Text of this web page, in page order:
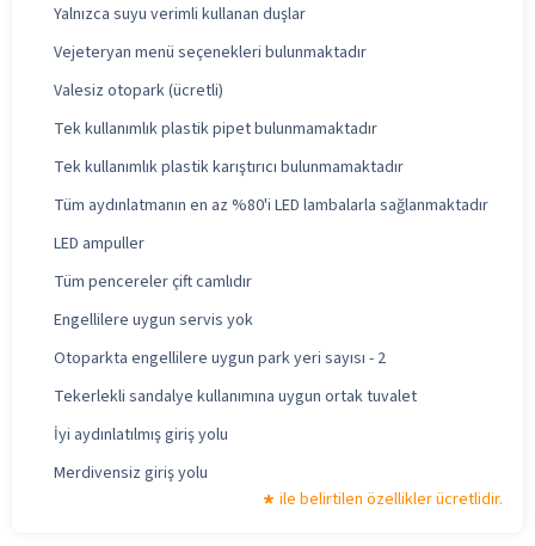
Yalnızca suyu verimli kullanan duşlar
Vejeteryan menü seçenekleri bulunmaktadır
Valesiz otopark (ücretli)
Tek kullanımlık plastik pipet bulunmamaktadır
Tek kullanımlık plastik karıştırıcı bulunmamaktadır
Tüm aydınlatmanın en az %80'i LED lambalarla sağlanmaktadır
LED ampuller
Tüm pencereler çift camlıdır
Engellilere uygun servis yok
Otoparkta engellilere uygun park yeri sayısı - 2
Tekerlekli sandalye kullanımına uygun ortak tuvalet
İyi aydınlatılmış giriş yolu
Merdivensiz giriş yolu
ile belirtilen özellikler ücretlidir.